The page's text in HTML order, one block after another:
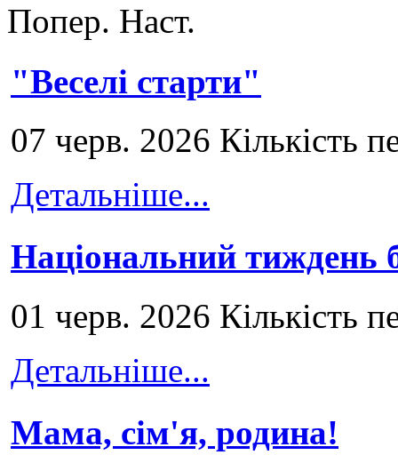
Попер. Наст.
"Веселі старти"
07 черв. 2026 Кількість
Детальніше...
Національний тиждень
01 черв. 2026 Кількість
Детальніше...
Мама, сім'я, родина!